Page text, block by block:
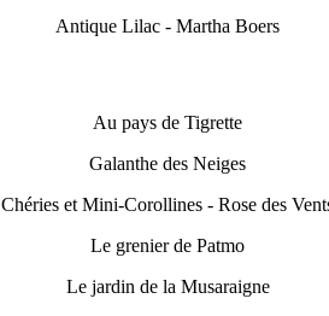
Antique Lilac - Martha Boers
Au pays de Tigrette
Galanthe des Neiges
Chéries et Mini-Corollines - Rose des
Le grenier de Patmo
Le jardin de la Musaraigne